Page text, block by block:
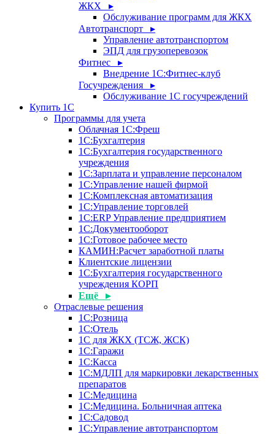
ЖКХ ▸
Обслуживание программ для ЖКХ
Автотранспорт ▸
Управление автотранспортом
ЭПД для грузоперевозок
Фитнес ▸
Внедрение 1С:Фитнес-клуб
Госучреждения ▸
Обслуживание 1С госучреждений
Купить 1С
Программы для учета
Облачная 1С:Фреш
1С:Бухгалтерия
1С:Бухгалтерия государственного
учреждения
1С:Зарплата и управление персоналом
1С:Управление нашей фирмой
1С:Комплексная автоматизация
1С:Управление торговлей
1С:ERP Управление предприятием
1С:Документооборот
1C:Готовое рабочее место
КАМИН:Расчет заработной платы
Клиентские лицензии
1С:Бухгалтерия государственного
учреждения КОРП
Ещё ▸
Отраслевые решения
1С:Розница
1С:Отель
1С для ЖКХ (ТСЖ, ЖСК)
1С:Гаражи
1С:Касса
1С:МДЛП для маркировки лекарственных
препаратов
1С:Медицина
1С:Медицина. Больничная аптека
1С:Садовод
1С:Управление автотранспортом